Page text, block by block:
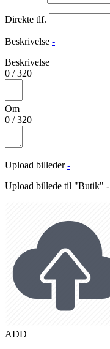
Direkte tlf.
Beskrivelse -
Beskrivelse
0 /320
Om
0 /320
Upload billeder -
Upload billede til "Butik"
ADD